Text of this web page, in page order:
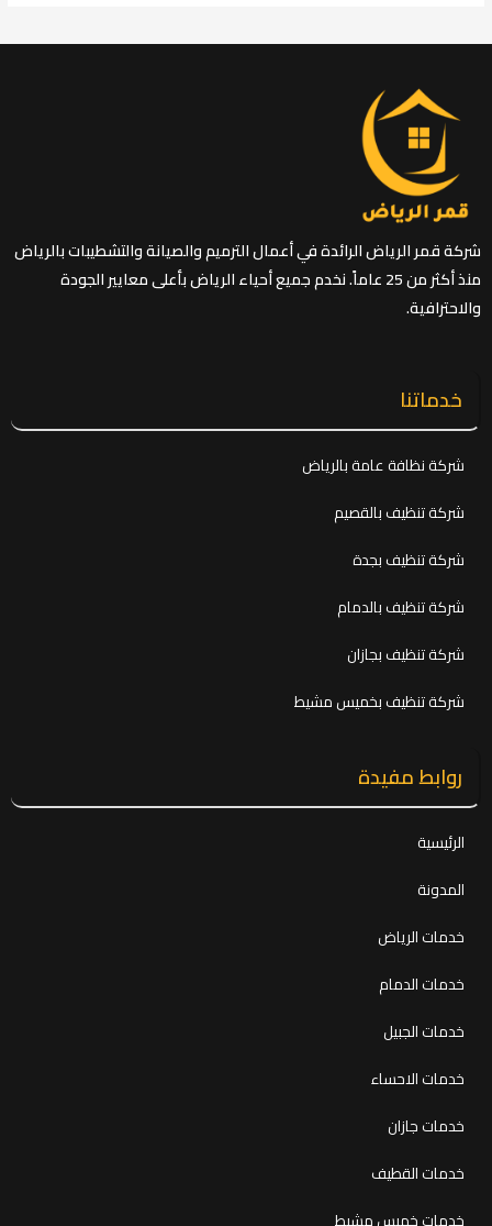
شركة قمر الرياض الرائدة في أعمال الترميم والصيانة والتشطيبات بالرياض
منذ أكثر من 25 عاماً. نخدم جميع أحياء الرياض بأعلى معايير الجودة
والاحترافية.
خدماتنا
شركة نظافة عامة بالرياض
شركة تنظيف بالقصيم
شركة تنظيف بجدة
شركة تنظيف بالدمام
شركة تنظيف بجازان
شركة تنظيف بخميس مشيط
روابط مفيدة
الرئيسية
المدونة
خدمات الرياض
خدمات الدمام
خدمات الجبيل
خدمات الاحساء
خدمات جازان
خدمات القطيف